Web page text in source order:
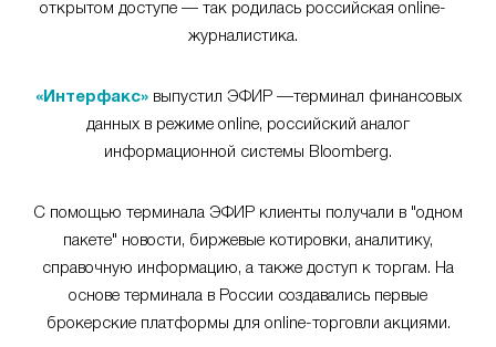
открытом доступе — так родилась российская online-
журналистика.
«Интерфакс»выпустил ЭФИР —терминал финансовых
данных в режиме online, российский аналог
информационной системы Bloomberg.
С помощью терминала ЭФИР клиенты получали в "одном
пакете" новости, биржевые котировки, аналитику,
справочную информацию, а также доступ к торгам. На
основе терминала в России создавались первые
брокерские платформы для online-торговли акциями.